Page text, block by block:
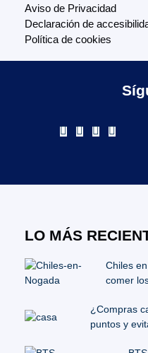
Aviso de Privacidad
Declaración de
Política de cookies
LO MÁS
Chiles
comer
¿Compras
puntos y